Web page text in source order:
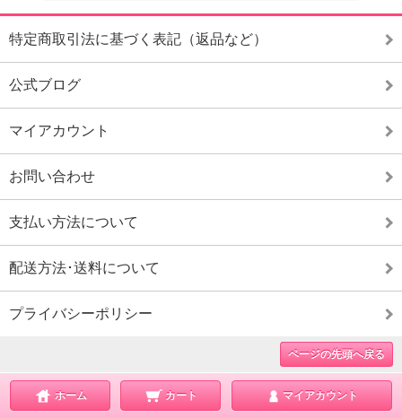
特定商取引法に基づく表記（返品など）
公式ブログ
マイアカウント
お問い合わせ
支払い方法について
配送方法･送料について
プライバシーポリシー
ページの先頭へ戻る
ホーム カート マイアカウント